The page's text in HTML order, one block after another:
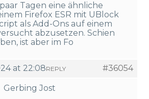
Tagen eine ähnliche
Firefox ESR mit UBlock
als Add-Ons auf einem
abzusetzen. Schien
ist aber im Fo
at 22:08
#36054
REPLY
Gerbing Jost